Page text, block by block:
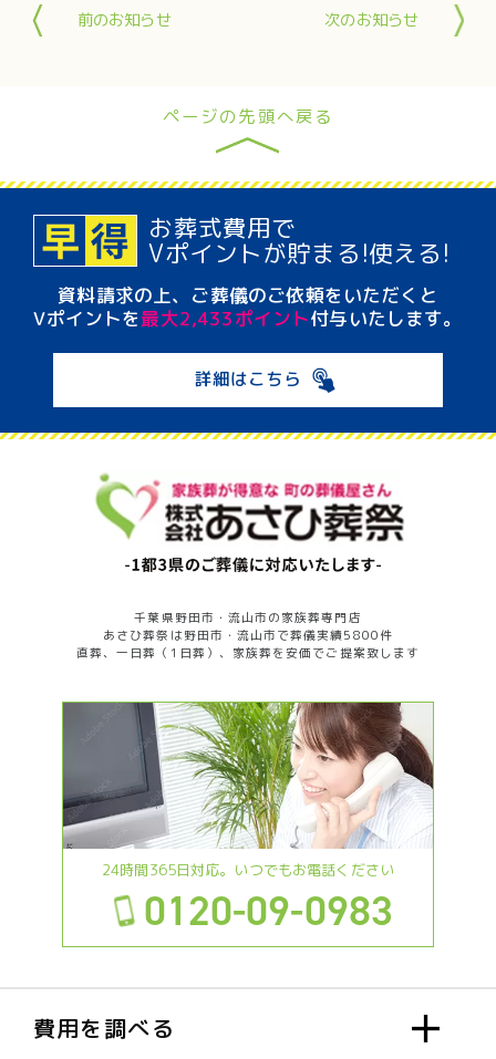
前のお知らせ 次のお知らせ
ページの先頭へ戻る
お葬式費用で
Vポイントが貯まる!使える!
資料請求の上、ご葬儀のご依頼をいただくと
Vポイントを最大2,433ポイント付与いたします。
詳細はこちら
千葉県野田市・流山市の家族葬専門店
あさひ葬祭は野田市・流山市で葬儀実績5800件
直葬、一日葬（1日葬）、家族葬を安価でご提案致します
24時間365日対応。いつでもお電話ください
0120-09-0983
費用を調べる